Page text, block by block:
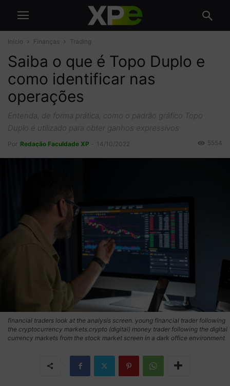
Início Finanças Trading
Saiba o que é Topo Duplo e
como identificar nas
operações
Entenda, de forma prática, como o padrão gráfico Topo
Duplo é utilizado para obter ganhos expressivos
Por Redação Faculdade XP 14/10/2022 5554
financial traders look at the analysis screen. young financial trader following
the cryptocurrency markets.crypto (digital) money trader following the digital
currency markets from the stock market screen in a dark office environment